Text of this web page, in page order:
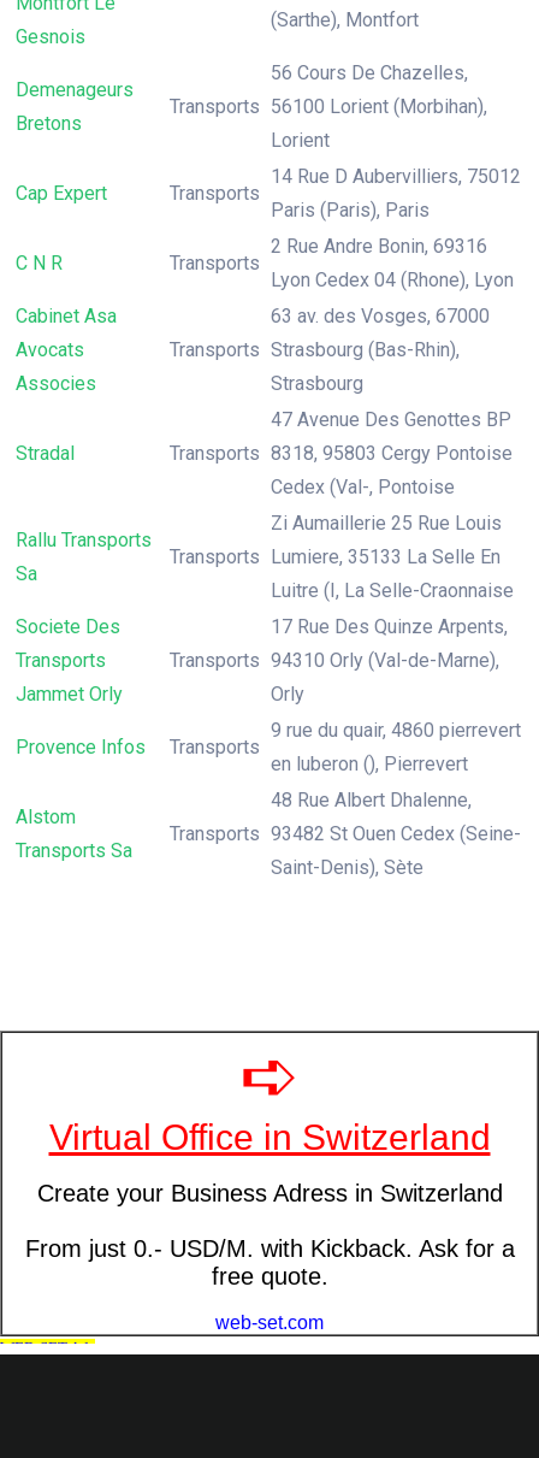
Gesnois
(Sarthe), Montfort
Demenageurs
Bretons
Transports
56 Cours De Chazelles,
56100 Lorient (Morbihan),
Lorient
Cap Expert Transports
14 Rue D Aubervilliers, 75012
Paris (Paris), Paris
C N R Transports
2 Rue Andre Bonin, 69316
Lyon Cedex 04 (Rhone), Lyon
Cabinet Asa
Avocats
Associes
Transports
63 av. des Vosges, 67000
Strasbourg (Bas-Rhin),
Strasbourg
Stradal Transports
47 Avenue Des Genottes BP
8318, 95803 Cergy Pontoise
Cedex (Val-, Pontoise
Rallu Transports
Sa
Transports
Zi Aumaillerie 25 Rue Louis
Lumiere, 35133 La Selle En
Luitre (I, La Selle-Craonnaise
Societe Des
Transports
Jammet Orly
Transports
17 Rue Des Quinze Arpents,
94310 Orly (Val-de-Marne),
Orly
Provence Infos Transports
9 rue du quair, 4860 pierrevert
en luberon (), Pierrevert
Alstom
Transports Sa
Transports
48 Rue Albert Dhalenne,
93482 St Ouen Cedex (Seine-
Saint-Denis), Sète